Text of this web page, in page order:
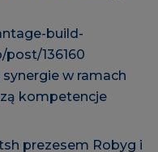
build-
136160
synergie w ramach
kompetencje
prezesem Robyg i